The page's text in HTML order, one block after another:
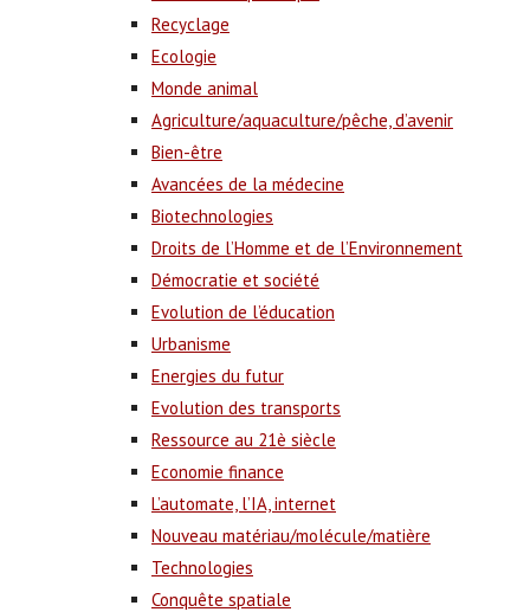
Recyclage
Ecologie
Monde animal
Agriculture/aquaculture/pêche, d’avenir
Bien-être
Avancées de la médecine
Biotechnologies
Droits de l’Homme et de l’Environnement
Démocratie et société
Evolution de l’éducation
Urbanisme
Energies du futur
Evolution des transports
Ressource au 21è siècle
Economie finance
L’automate, l’IA, internet
Nouveau matériau/molécule/matière
Technologies
Conquête spatiale